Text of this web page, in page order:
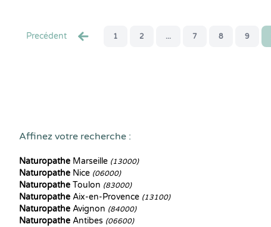
Precédent 1 2 ... 7 8 9
Affinez votre recherche :
Naturopathe Marseille (13000)
Naturopathe Nice (06000)
Naturopathe Toulon (83000)
Naturopathe Aix-en-Provence (13100)
Naturopathe Avignon (84000)
Naturopathe Antibes (06600)